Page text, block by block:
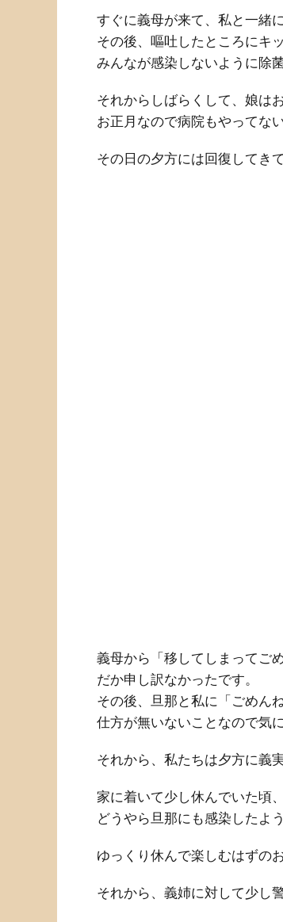
すぐに義母が来て、私と一緒
その後、嘔吐したところにキ
みんなが感染しないように除
それからしばらくして、娘は
お正月なので病院もやってな
その日の夕方には回復してき
義母から「移してしまってご
だか申し訳なかったです。
その後、旦那と私に「ごめん
仕方が無いないことなので気
それから、私たちは夕方に義
家に着いて少し休んでいた頃
どうやら旦那にも感染したよう
ゆっくり休んで楽しむはずの
それから、義姉に対して少し